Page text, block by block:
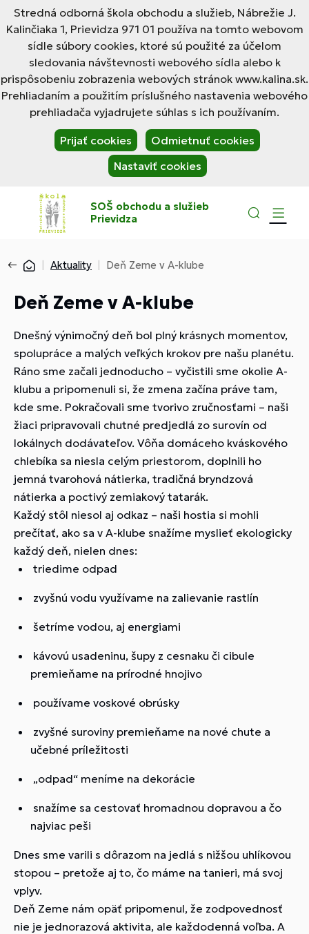
Stredná odborná škola obchodu a služieb, Nábrežie J.
Kalinčiaka 1, Prievidza 971 01 používa na tomto webovom
sídle súbory cookies, ktoré sú použité za účelom
sledovania návštevnosti webového sídla alebo k
prispôsobeniu zobrazenia webových stránok www.kalina.sk.
Prehliadaním a použitím príslušného nastavenia webového
prehliadača vyjadrujete súhlas s ich používaním.
Prijať cookies
Odmietnuť cookies
Nastaviť cookies
SOŠ obchodu a služieb
Prievidza
Aktuality Deň Zeme v A-klube
Deň Zeme v A-klube
Dnešný výnimočný deň bol plný krásnych momentov,
spolupráce a malých veľkých krokov pre našu planétu.
Ráno sme začali jednoducho – vyčistili sme okolie A-
klubu a pripomenuli si, že zmena začína práve tam,
kde sme. Pokračovali sme tvorivo zručnosťami – naši
žiaci pripravovali chutné predjedlá zo surovín od
lokálnych dodávateľov. Vôňa domáceho kváskového
chlebíka sa niesla celým priestorom, doplnili ho
jemná tvarohová nátierka, tradičná bryndzová
nátierka a poctivý zemiakový tatarák.
Každý stôl niesol aj odkaz – naši hostia si mohli
prečítať, ako sa v A-klube snažíme myslieť ekologicky
každý deň, nielen dnes:
triedime odpad
zvyšnú vodu využívame na zalievanie rastlín
šetríme vodou, aj energiami
kávovú usadeninu, šupy z cesnaku či cibule
premieňame na prírodné hnojivo
používame voskové obrúsky
zvyšné suroviny premieňame na nové chute a
učebné príležitosti
„odpad“ meníme na dekorácie
snažíme sa cestovať hromadnou dopravou a čo
najviac peši
Dnes sme varili s dôrazom na jedlá s nižšou uhlíkovou
stopou – pretože aj to, čo máme na tanieri, má svoj
vplyv.
Deň Zeme nám opäť pripomenul, že zodpovednosť
nie je jednorazová aktivita, ale každodenná voľba. A